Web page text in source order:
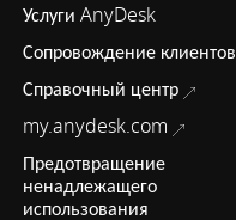
Услуги AnyDesk
Сопровождение клиентов
Справочный центр
my.anydesk.com
Предотвращение
ненадлежащего
использования